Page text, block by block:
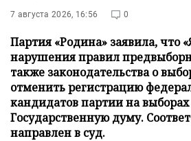
7 августа 2026, 16:56 0
Партия «Родина» заявила, что
нарушения правил
также законодательства о
отменить регистрацию
кандидатов партии на выборах
Государственную думу.
направлен в суд.